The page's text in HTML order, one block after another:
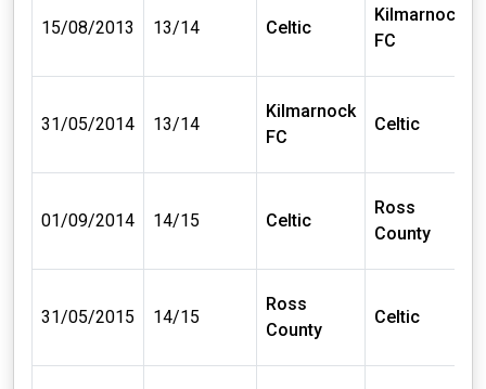
15/08/2013 13/14 Celtic
Kilmarnock
FC
31/05/2014 13/14
Kilmarnock
FC
Celtic
01/09/2014 14/15 Celtic
Ross
County
31/05/2015 14/15
Ross
County
Celtic